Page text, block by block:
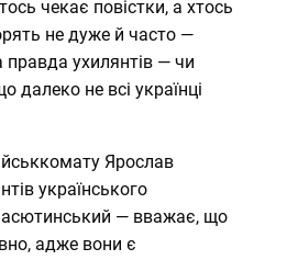
чекає повістки, а хтось
не дуже й часто —
ухилянтів — чи
далеко не всі українці
Ярослав
українського
— вважає, що
адже вони є